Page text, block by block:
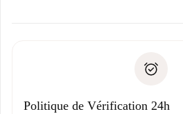
Justificatif de solvabilité
uniquement si aucun problème
Politique de Vérification 24h